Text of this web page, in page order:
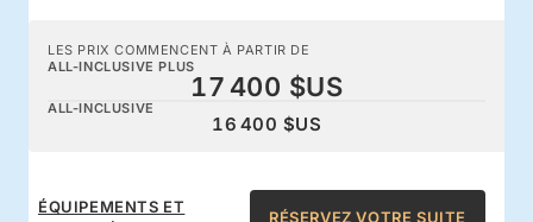
LES PRIX COMMENCENT À PARTIR DE
ALL-INCLUSIVE PLUS
17 400 $US
ALL-INCLUSIVE
16 400 $US
ÉQUIPEMENTS ET
RÉSERVEZ VOTRE SUITE